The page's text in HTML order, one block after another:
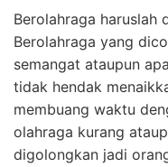
Berolahraga haruslah
Berolahraga yang
semangat ataupun
tidak hendak
membuang waktu
olahraga kurang
digolongkan jadi